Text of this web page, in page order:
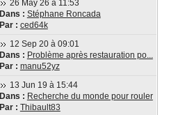
26 May 26 à 11:53
Dans : Stéphane Roncada
Par : ced64k
12 Sep 20 à 09:01
Dans : Problème après restauration po...
Par : manu52yz
13 Jun 19 à 15:44
Dans : Recherche du monde pour rouler
Par : Thibault83